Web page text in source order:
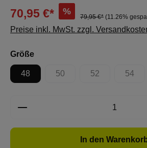
70,95 €* %
79,95 €* (11.26%
Preise inkl. MwSt. zzgl.
Größeauswählen
48 50
(Diese Option ist zurzeit
52
(Diese Option
54
Produkt Anzahl: Gib den
In den